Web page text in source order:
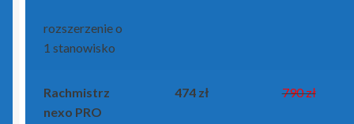
rozszerzenie o
1 stanowisko
Rachmistrz
nexo PRO
474 zł 790 zł